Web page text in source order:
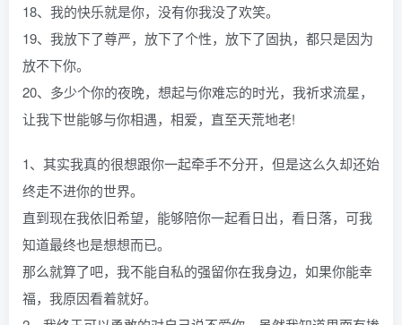
18、我的快乐就是你，没有你我没了欢笑。
19、我放下了尊严，放下了个性，放下了固执，都只是因为
放不下你。
20、多少个你的夜晚，想起与你难忘的时光，我祈求流星，
让我下世能够与你相遇，相爱，直至天荒地老!
1、其实我真的很想跟你一起牵手不分开，但是这么久却还始
终走不进你的世界。
直到现在我依旧希望，能够陪你一起看日出，看日落，可我
知道最终也是想想而已。
那么就算了吧，我不能自私的强留你在我身边，如果你能幸
福，我原因看着就好。